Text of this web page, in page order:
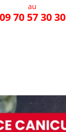
au
09 70 57 30 30